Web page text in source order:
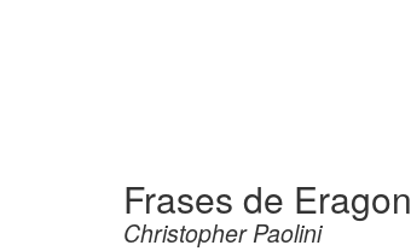
Frases de Eragon
Christopher Paolini